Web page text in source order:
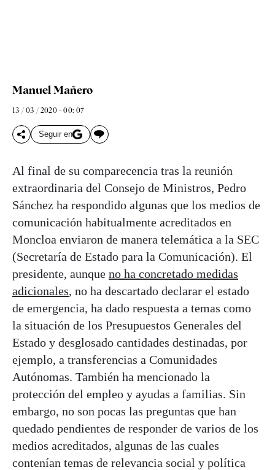
Manuel Mañero
13 / 03 / 2020 - 00: 07
Seguir en
Al final de su comparecencia tras la reunión
extraordinaria del Consejo de Ministros, Pedro
Sánchez ha respondido algunas que los medios de
comunicación habitualmente acreditados en
Moncloa enviaron de manera telemática a la SEC
(Secretaría de Estado para la Comunicación). El
presidente, aunque no ha concretado medidas
adicionales, no ha descartado declarar el estado
de emergencia, ha dado respuesta a temas como
la situación de los Presupuestos Generales del
Estado y desglosado cantidades destinadas, por
ejemplo, a transferencias a Comunidades
Autónomas. También ha mencionado la
protección del empleo y ayudas a familias. Sin
embargo, no son pocas las preguntas que han
quedado pendientes de responder de varios de los
medios acreditados, algunas de las cuales
contenían temas de relevancia social y política